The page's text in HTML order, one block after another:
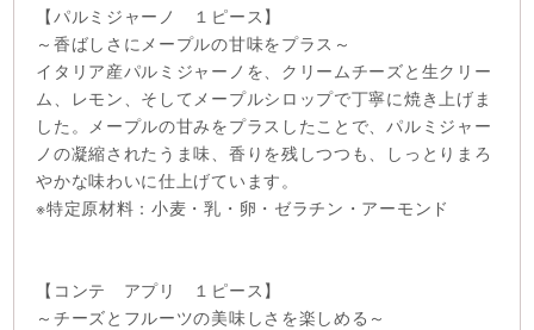
【パルミジャーノ １ピース】
～香ばしさにメープルの甘味をプラス～
イタリア産パルミジャーノを、クリームチーズと生クリー
ム、レモン、そしてメープルシロップで丁寧に焼き上げま
した。メープルの甘みをプラスしたことで、パルミジャー
ノの凝縮されたうま味、香りを残しつつも、しっとりまろ
やかな味わいに仕上げています。
※特定原材料：小麦・乳・卵・ゼラチン・アーモンド
【コンテ アプリ １ピース】
～チーズとフルーツの美味しさを楽しめる～